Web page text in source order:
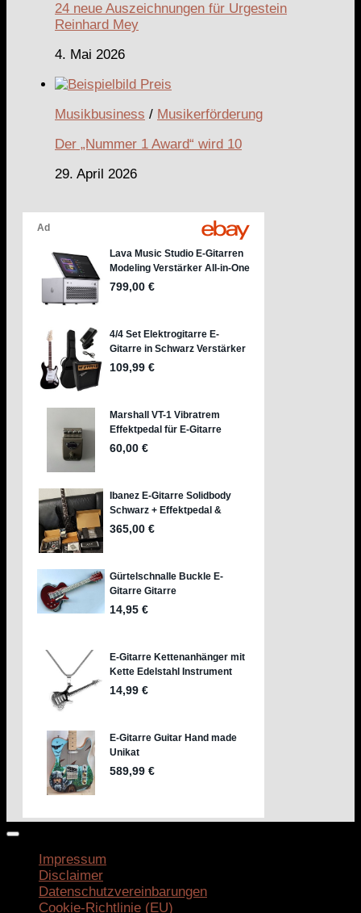
24 neue Auszeichnungen für Urgestein
Reinhard Mey
4. Mai 2026
Musikbusiness / Musikerförderung
Der „Nummer 1 Award“ wird 10
29. April 2026
Impressum
Disclaimer
Datenschutzvereinbarungen
Cookie-Richtlinie (EU)